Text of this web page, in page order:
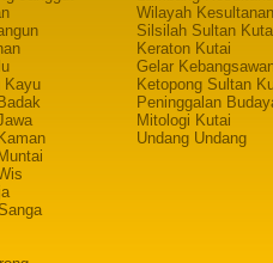
Kayu
Wilayah Kesultanan
Silsilah Sultan
Keraton Kutai
Gelar
Ketopong Sultan
Peninggalan
Mitologi Kutai
Undang Undang